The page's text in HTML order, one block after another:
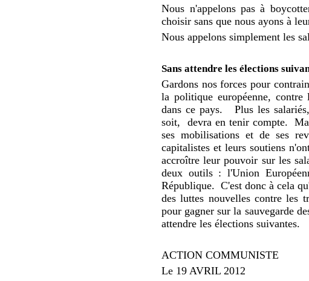
Nous n'appelons pas à
choisir sans que nous ayons à
Nous appelons simplement les
Sans attendre les élections
Gardons nos forces pour
la politique européenne, contre
dans ce pays.
Plus les
soit,
devra en tenir compte.
ses mobilisations et de ses
capitalistes et leurs soutiens
accroître leur pouvoir sur les
deux outils : l'Union
République. C'est donc à cela
des luttes nouvelles contre les
pour gagner sur la sauvegarde
attendre les élections suivantes.
ACTION COMMUNISTE
Le 19 AVRIL 2012